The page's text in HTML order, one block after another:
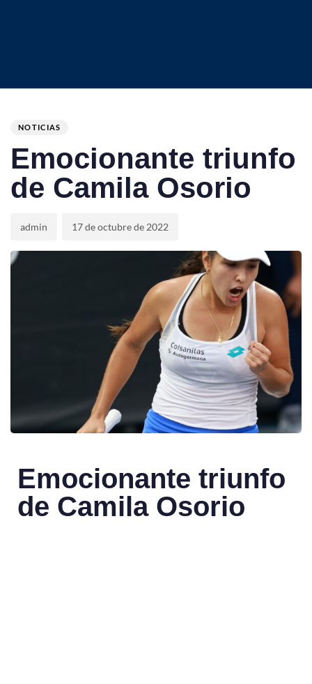
IN:
NOTICIAS
Emocionante triunfo
de Camila Osorio
admin 17 de octubre de 2022
Emocionante triunfo
de Camila Osorio